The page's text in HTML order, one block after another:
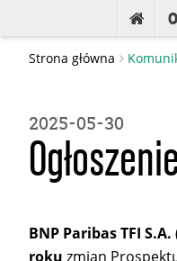
Strona główna
2025-05-30
BNP Paribas TFI S.A.
roku zmian